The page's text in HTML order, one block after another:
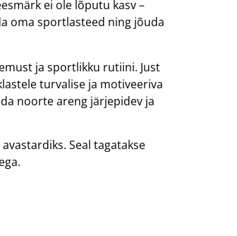
ei ole lõputu kasv –
oma sportlasteed ning jõuda
ja sportlikku rutiini. Just
turvalise ja motiveeriva
noorte areng järjepidev ja
Seal tagatakse